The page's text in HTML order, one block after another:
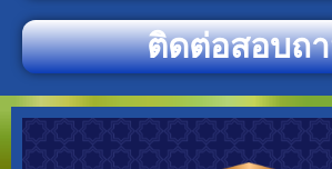
ติดต่อสอบถ